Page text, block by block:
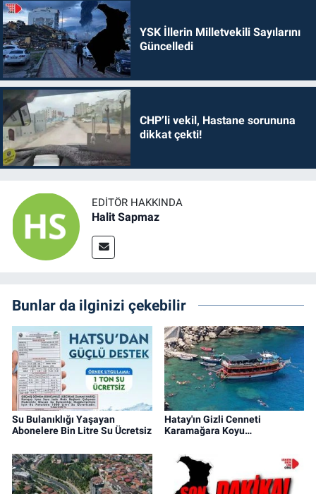
YSK İllerin Milletvekili Sayılarını
Güncelledi
CHP’li vekil, Hastane sorununa
dikkat çekti!
EDITÖR HAKKINDA
Halit Sapmaz
Bunlar da ilginizi çekebilir
Su Bulanıklığı Yaşayan
Abonelere Bin Litre Su Ücretsiz
Hatay'ın Gizli Cenneti
Karamağara Koyu…